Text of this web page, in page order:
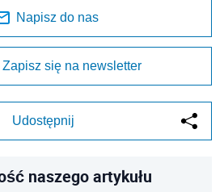
Napisz do nas
Zapisz się na newsletter
Udostępnij
naszego artykułu